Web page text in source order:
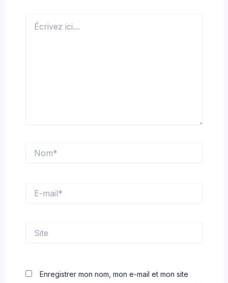
ici…
mail*
Enregistrer mon nom, mon e-mail et mon site